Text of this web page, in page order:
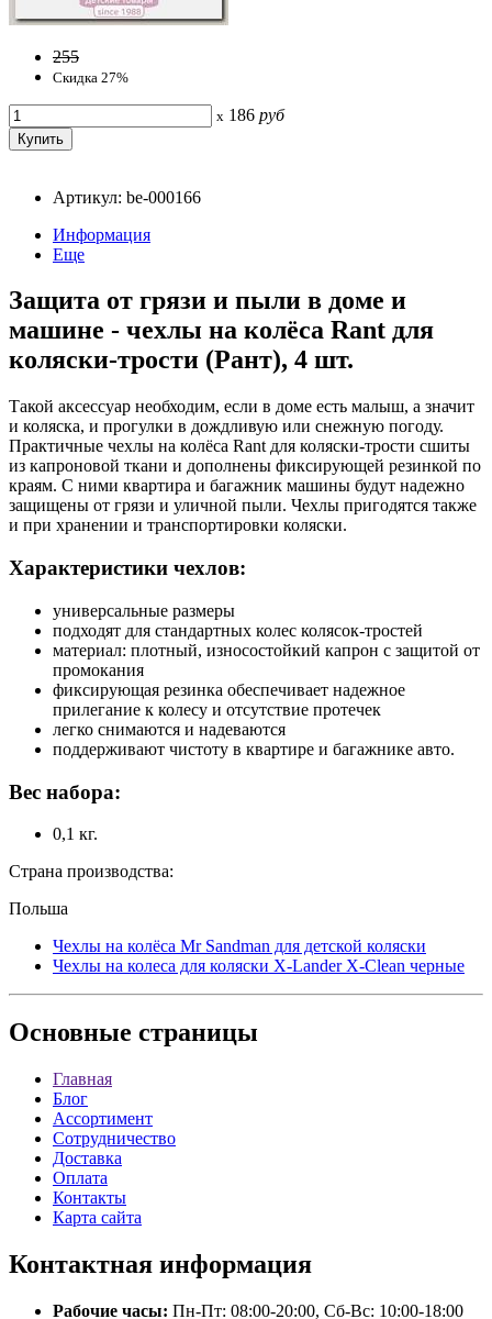
255
Скидка 27%
x 186 руб
Артикул: be-000166
Информация
Еще
Защита от грязи и пыли в доме и
машине - чехлы на колёса Rant для
коляски-трости (Рант), 4 шт.
Такой аксессуар необходим, если в доме есть малыш, а значит
и коляска, и прогулки в дождливую или снежную погоду.
Практичные чехлы на колёса Rant для коляски-трости сшиты
из капроновой ткани и дополнены фиксирующей резинкой по
краям. С ними квартира и багажник машины будут надежно
защищены от грязи и уличной пыли. Чехлы пригодятся также
и при хранении и транспортировки коляски.
Характеристики чехлов:
универсальные размеры
подходят для стандартных колес колясок-тростей
материал: плотный, износостойкий капрон с защитой от
промокания
фиксирующая резинка обеспечивает надежное
прилегание к колесу и отсутствие протечек
легко снимаются и надеваются
поддерживают чистоту в квартире и багажнике авто.
Вес набора:
0,1 кг.
Страна производства:
Польша
Чехлы на колёса Mr Sandman для детской коляски
Чехлы на колеса для коляски X-Lander X-Clean черные
Основные страницы
Главная
Блог
Ассортимент
Сотрудничество
Доставка
Оплата
Контакты
Карта сайта
Контактная информация
Рабочие часы: Пн-Пт: 08:00-20:00, Сб-Вс: 10:00-18:00